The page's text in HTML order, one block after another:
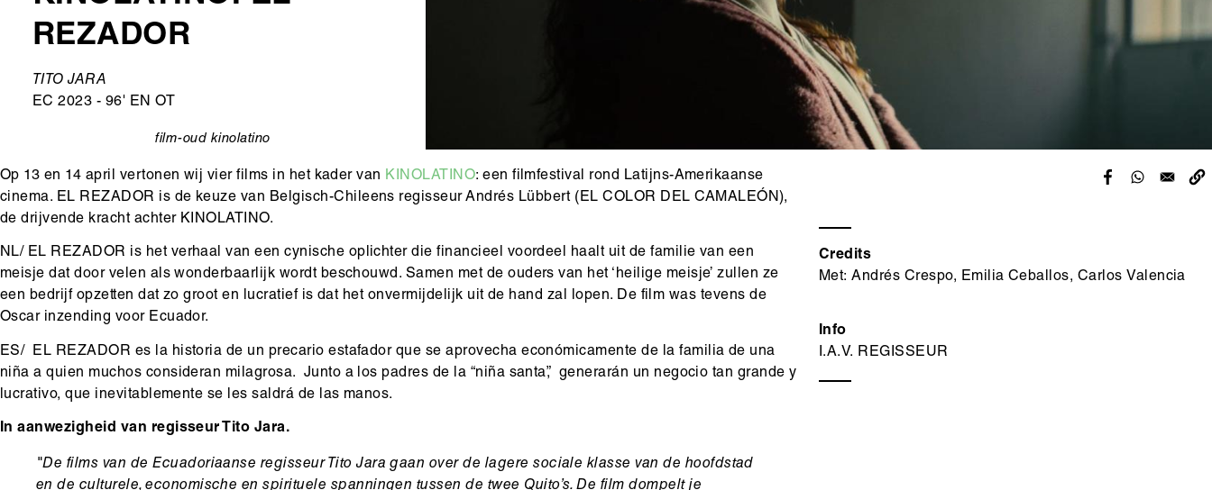
REZADOR
Ondertitel
TITO JARA
EC 2023 - 96' EN OT
film-oud kinolatino
Op 13 en 14 april vertonen wij vier films in het kader van KINOLATINO: een filmfestival rond Latijns-Amerikaanse
cinema. EL REZADOR is de keuze van Belgisch-Chileens regisseur Andrés Lübbert (EL COLOR DEL CAMALEÓN),
de drijvende kracht achter KINOLATINO.
NL/ EL REZADOR is het verhaal van een cynische oplichter die financieel voordeel haalt uit de familie van een
meisje dat door velen als wonderbaarlijk wordt beschouwd. Samen met de ouders van het ‘heilige meisje’ zullen ze
een bedrijf opzetten dat zo groot en lucratief is dat het onvermijdelijk uit de hand zal lopen. De film was tevens de
Oscar inzending voor Ecuador.
ES/ EL REZADOR es la historia de un precario estafador que se aprovecha económicamente de la familia de una
niña a quien muchos consideran milagrosa. Junto a los padres de la “niña santa”, generarán un negocio tan grande y
lucrativo, que inevitablemente se les saldrá de las manos.
In aanwezigheid van regisseur Tito Jara.
"De films van de Ecuadoriaanse regisseur Tito Jara gaan over de lagere sociale klasse van de hoofdstad
en de culturele, economische en spirituele spanningen tussen de twee Quito’s. De film dompelt je
Credits
Met: Andrés Crespo, Emilia Ceballos, Carlos Valencia
Info
I.A.V. REGISSEUR